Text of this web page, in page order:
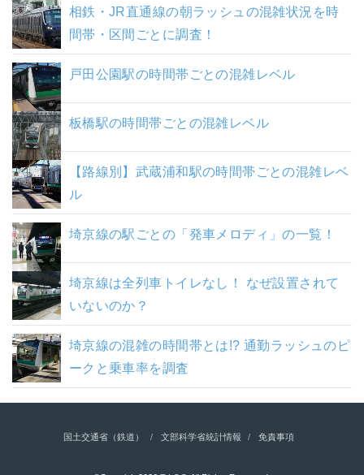
相鉄・JR直通線の朝ラッシュの混雑状況を時
間帯・区間ごとに調査！
戸田公園駅の時間帯ごとの混雑レベル
板橋駅の時間帯ごとの混雑レベル
【路線別】武蔵浦和駅の時間帯ごとの混雑レベ
ル
埼京線の駅ごとの「発車メロディ」の一覧！
埼京線は全列車トイレなし！ なぜ設置されて
いないのか？
埼京線の混雑の時間帯とは!? 通勤ラッシュのピ
ークと乗車率を調査
国土交通省（鉄道） 文部科学省統計情報 免責事項